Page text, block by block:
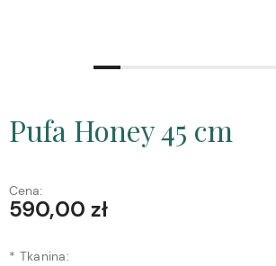
Pufa Honey 45 cm
Cena:
590,00 zł
* Tkanina: